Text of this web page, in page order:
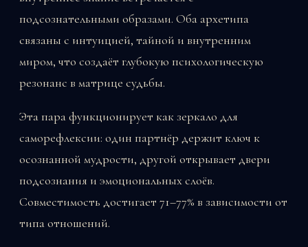
подсознательными образами. Оба архетипа
связаны с интуицией, тайной и внутренним
миром, что создаёт глубокую психологическую
резонанс в матрице судьбы.
Эта пара функционирует как зеркало для
саморефлексии: один партнёр держит ключ к
осознанной мудрости, другой открывает двери
подсознания и эмоциональных слоёв.
Совместимость достигает 71–77% в зависимости от
типа отношений.